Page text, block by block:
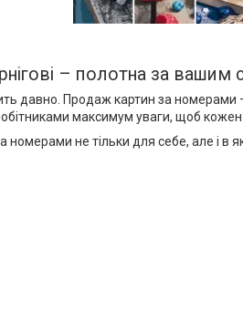
– полотна за вашим
давно. Продаж картин за номерами
максимум уваги, щоб
номерами не тільки для себе, але і